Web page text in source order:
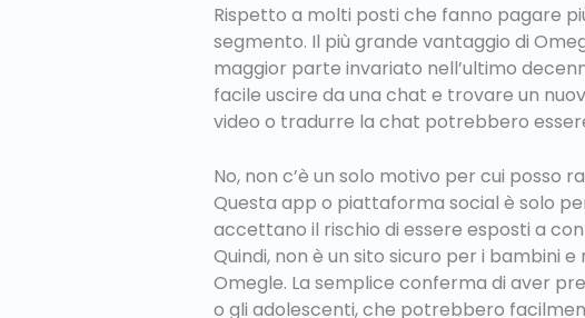
Rispetto a molti posti che fanno pagare
segmento. Il più grande vantaggio di
maggior parte invariato nell’ultimo
facile uscire da una chat e trovare un
video o tradurre la chat potrebbero
No, non c’è un solo motivo per cui posso
Questa app o piattaforma social è solo
accettano il rischio di essere esposti a
Quindi, non è un sito sicuro per i bambini
Omegle. La semplice conferma di aver
o gli adolescenti, che potrebbero